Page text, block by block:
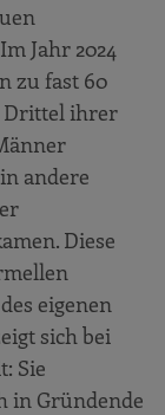
Jahr 2024
zu fast 60
Drittel ihrer
andere
Diese
eigenen
sich bei
Sie
in Gründende